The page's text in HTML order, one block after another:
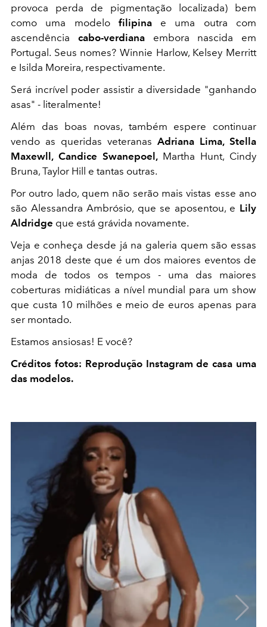
provoca perda de pigmentação localizada) bem
como uma modelo filipinae uma outra com
ascendência cabo-verdiana embora nascida em
Portugal. Seus nomes? Winnie Harlow, Kelsey Merritt
e Isilda Moreira, respectivamente.
Será incrível poder assistir a diversidade "ganhando
asas" - literalmente!
Além das boas novas, também espere continuar
vendo as queridas veteranas Adriana Lima, Stella
Maxewll, Candice Swanepoel,Martha Hunt, Cindy
Bruna, Taylor Hill e tantas outras.
Por outro lado, quem não serão mais vistas esse ano
são Alessandra Ambrósio, que se aposentou, e Lily
Aldridge que está grávida novamente.
Veja e conheça desde já na galeria quem são essas
anjas 2018 deste que é um dos maiores eventos de
moda de todos os tempos - uma das maiores
coberturas midiáticas a nível mundial para um show
que custa 10 milhões e meio de euros apenas para
ser montado.
Estamos ansiosas! E você?
Créditos fotos: Reprodução Instagram de casa uma
das modelos.